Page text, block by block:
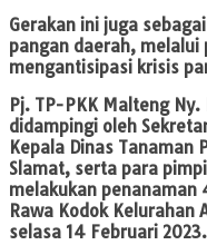
Gerakan ini juga
pangan daerah,
mengantisipasi krisis
Pj. TP-PKK Malteng
didampingi oleh
Kepala Dinas Tanaman
Slamat, serta para
melakukan penanaman
Rawa Kodok Kelurahan
selasa 14 Februari 2023.